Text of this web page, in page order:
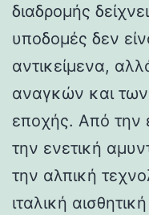
διαδρομής
υποδομές δεν
αντικείμενα,
αναγκών και
εποχής. Από την
την ενετική
την αλπική
ιταλική